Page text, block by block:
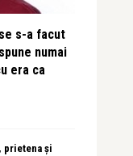
s-a facut
numai
era ca
prietena și